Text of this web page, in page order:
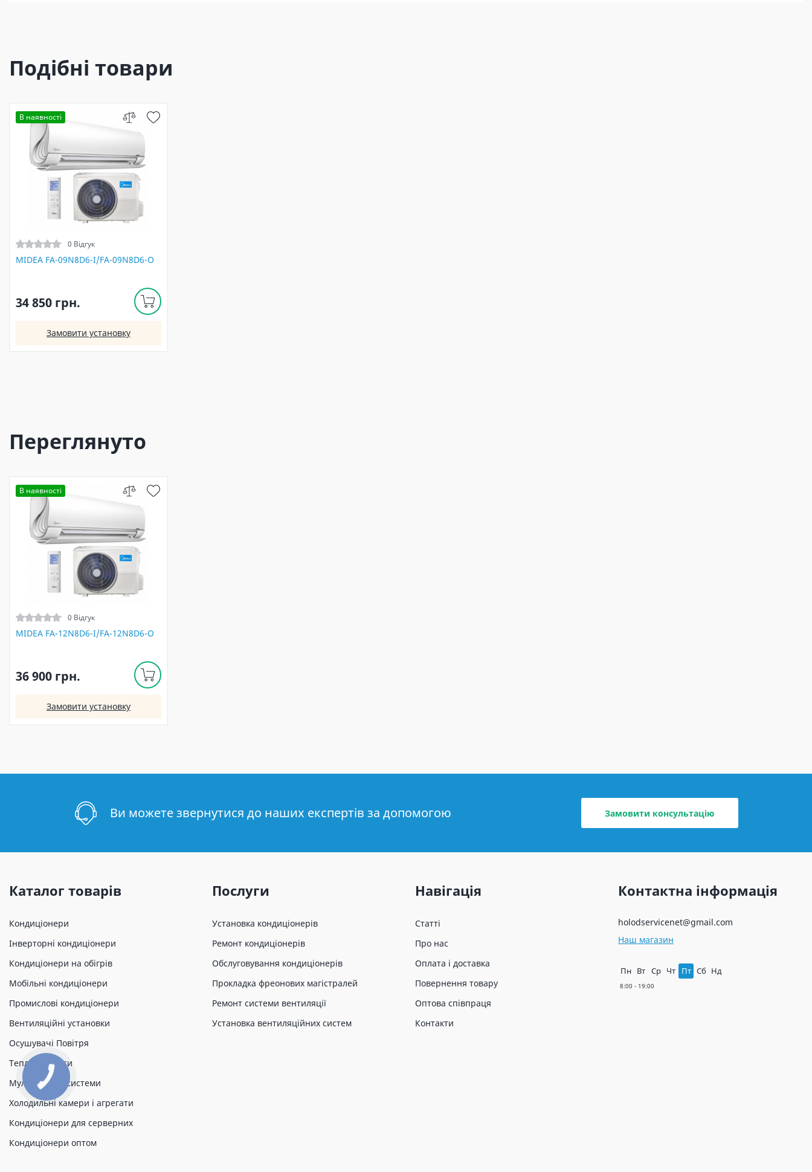
Подібні товари
В наявності
0 Відгук
MIDEA FA-09N8D6-I/FA-09N8D6-O
34 850 грн.
Замовити установку
Переглянуто
В наявності
0 Відгук
MIDEA FA-12N8D6-I/FA-12N8D6-O
36 900 грн.
Замовити установку
Ви можете звернутися до наших експертів за допомогою Замовити консультацію
Каталог товарів
Кондиціонери
Інверторні кондиціонери
Кондиціонери на обігрів
Мобільні кондиціонери
Промислові кондиціонери
Вентиляційні установки
Осушувачі Повітря
Теплові насоси
Мульти спліт системи
Холодильні камери і агрегати
Кондиціонери для серверних
Кондиціонери оптом
Послуги
Установка кондиціонерів
Ремонт кондиціонерів
Обслуговування кондиціонерів
Прокладка фреонових магістралей
Ремонт системи вентиляції
Установка вентиляційних систем
Навігація
Статті
Про нас
Оплата і доставка
Повернення товару
Оптова співпраця
Контакти
Контактна інформація
holodservicenet@gmail.com
Наш магазин
Пн Вт Ср Чт Пт Сб Нд